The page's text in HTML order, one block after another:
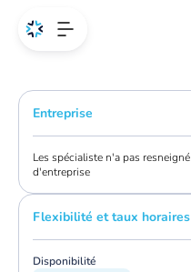
Entreprise
Les spécialiste n'a pas resneigné
d'entreprise
Flexibilité et taux horaires
Disponibilité